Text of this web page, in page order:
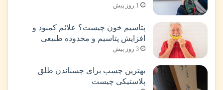
1 روز پیش
پتاسیم خون چیست؟ علائم کمبود و
افزایش پتاسیم و محدوده طبیعی
3 روز پیش
بهترین چسب برای چسباندن طلق
پلاستیکی چیست